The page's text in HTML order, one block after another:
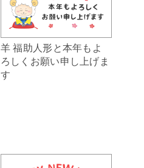
羊 福助人形と本年もよ
ろしくお願い申し上げま
す